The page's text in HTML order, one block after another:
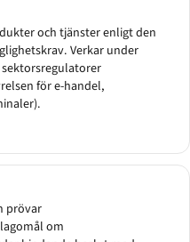
och tjänster enligt den
Verkar under
för e-handel,
prövar
om